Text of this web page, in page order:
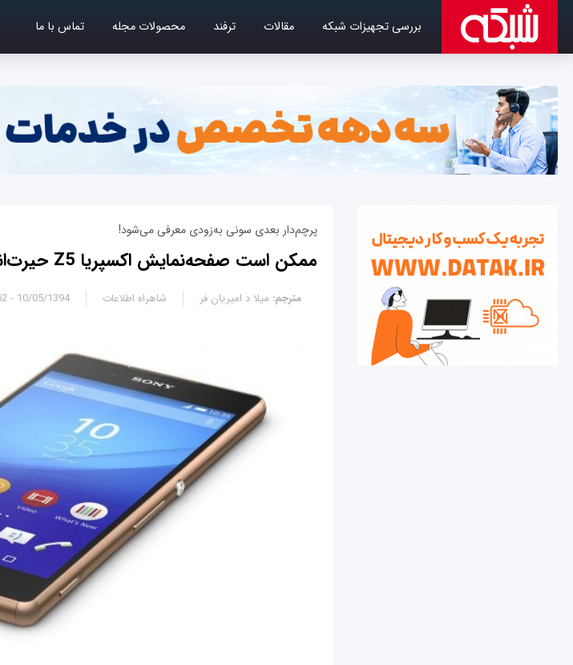
بررسی تجهیزات شبکه مقالات ترفند محصولات مجله تماس با ما
پرچم‌دار بعدی سونی به‌زودی معرفی می‌شود!
ممکن است صفحه‌نمایش اکسپریا Z5 حیرت‌انگیز باشد!
10/05/1394 - 17:52 مترجم: میلا د امیریان فر شاهراه اطلاعات